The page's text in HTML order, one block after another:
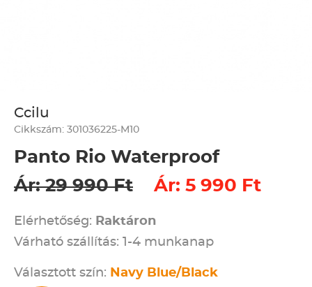
Ccilu
Cikkszám: 301036225-M10
Panto Rio Waterproof
Ár: 29 990 Ft
Ár: 5 990 Ft
Elérhetőség: Raktáron
Várható szállítás: 1-4 munkanap
Választott szín: Navy Blue/Black